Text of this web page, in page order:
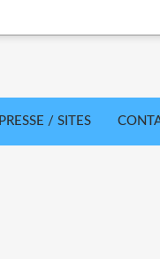
PRESSE / SITES